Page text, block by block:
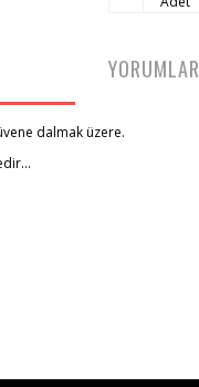
dalmak üzere.
YORUMLAR